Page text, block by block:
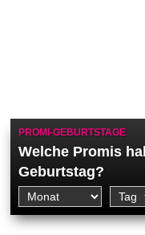
PROMI-GEBURTSTAGE
Welche Promis
Geburtstag?